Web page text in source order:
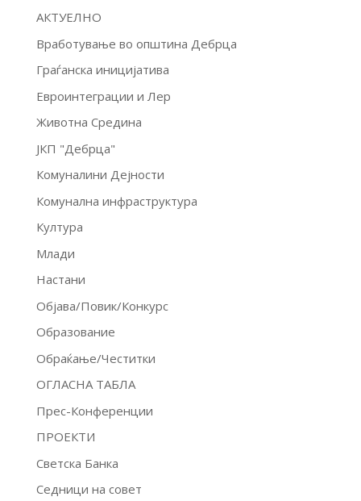
АКТУЕЛНО
Вработување во општина Дебрца
Граѓанска иницијатива
Евроинтеграции и Лер
Животна Средина
ЈКП "Дебрца"
Комуналини Дејности
Комунална инфраструктура
Култура
Млади
Настани
Објава/Повик/Конкурс
Образование
Обраќање/Честитки
ОГЛАСНА ТАБЛА
Прес-Конференции
ПРОЕКТИ
Светска Банка
Седници на совет